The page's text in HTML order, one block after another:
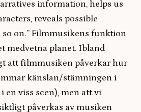
information, helps us
reveals possible
on.” Filmmusikens funktion
medvetna planet. Ibland
att filmmusiken påverkar hur
känslan/stämningen i
en viss scen), men att vi
påverkas av musiken